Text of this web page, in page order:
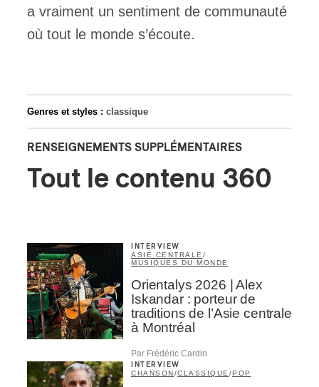
Genres et styles : classique
RENSEIGNEMENTS SUPPLÉMENTAIRES
a vraiment un sentiment de communauté
où tout le monde s’écoute.
Tout le contenu 360
INTERVIEW
ASIE CENTRALE /
MUSIQUES DU MONDE
Orientalys 2026 | Alex
Iskandar : porteur de
traditions de l’Asie centrale
à Montréal
Par Frédéric Cardin
INTERVIEW
CHANSON/CLASSIQUE /POP